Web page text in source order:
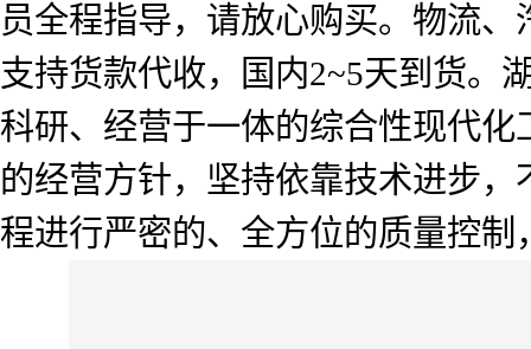
员全程指导，请放心购买。物流
支持货款代收，国内2~5天到货。
科研、经营于一体的综合性现代
的经营方针，坚持依靠技术进步
程进行严密的、全方位的质量控